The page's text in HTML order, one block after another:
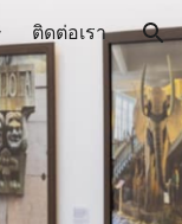
ติดต่อเรา